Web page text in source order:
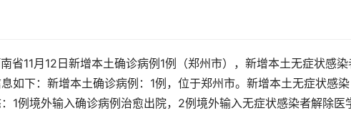
省11月12日新增本土确诊病例1例（郑州市），新增本土无症状感染
如下：新增本土确诊病例：1例，位于郑州市。新增本土无症状感染
1例境外输入确诊病例治愈出院，2例境外输入无症状感染者解除医